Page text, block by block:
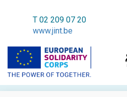
T 02 209 07 20
www.jint.be